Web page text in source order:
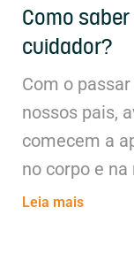
Como
cuidador?
Com o
nossos pais,
comecem a
no corpo e
Leia mais